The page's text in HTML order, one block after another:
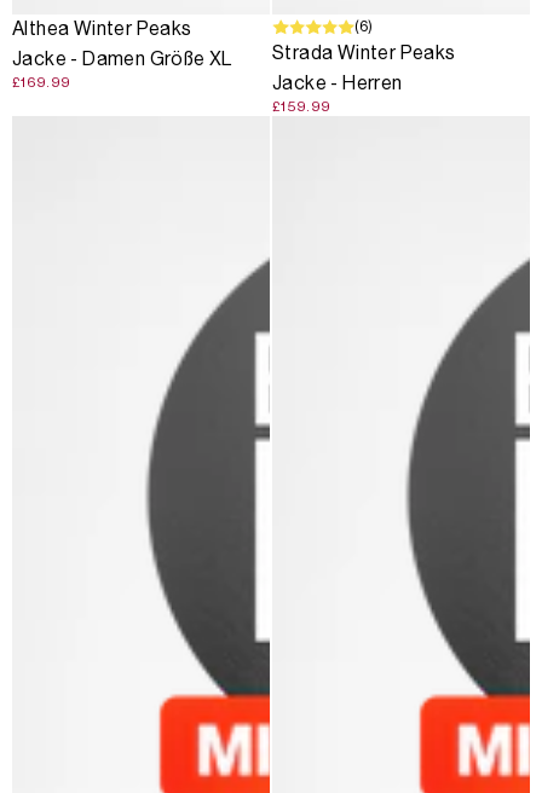
Althea Winter Peaks
Jacke - Damen Größe XL
£169.99
(6)
Strada Winter Peaks
Jacke - Herren
£159.99